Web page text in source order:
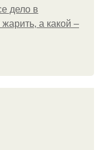
дело в
а какой –